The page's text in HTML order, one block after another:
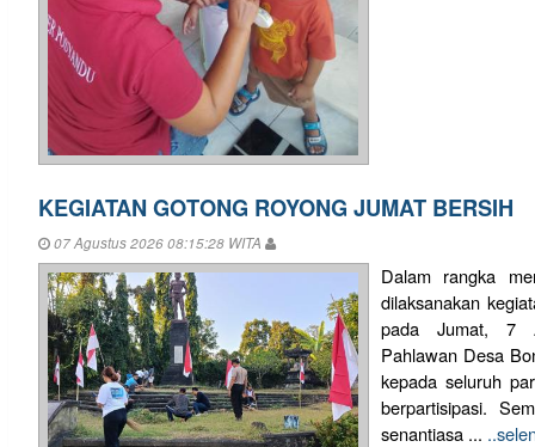
KEGIATAN GOTONG ROYONG JUMAT BERSIH
07 Agustus 2026 08:15:28 WITA
Dalam rangka
dilaksanakan
pada Jumat, 7
Pahlawan Desa
kepada seluruh
berpartisipasi.
senantiasa ...